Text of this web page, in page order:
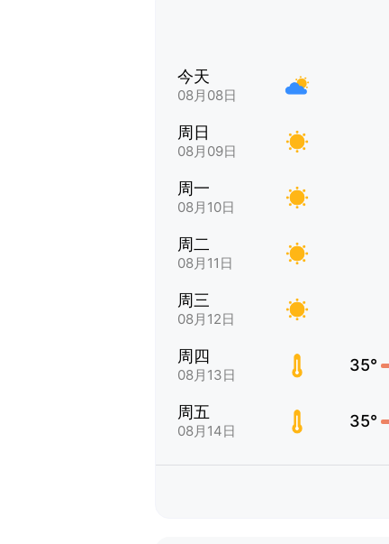
今天
08月08日
周日
08月09日
周一
08月10日
周二
08月11日
周三
08月12日
周四
08月13日
35°
周五
08月14日
35°